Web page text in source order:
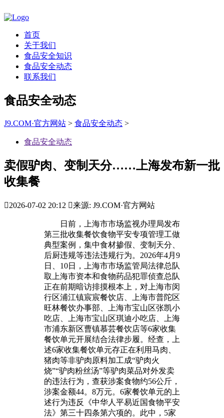
首页
关于我们
食品安全知识
食品安全动态
联系我们
食品安全动态
J9.COM·官方网站 > 食品安全动态 >
食品安全动态
卖假驴肉、变制天分……上海发布新一批
收集餐
2026-07-02 20:12 来源: J9.COM·官方网站
日前，上海市市场监视办理局发布
第三批收集餐饮食物平安专项管理工做
典型案例，集中食材掺假、变制天分、
后厨违规等违法违规行为。2026年4月9
日、10日，上海市市场监管局法律总队
取上海市资本和食物药品犯罪侦查总队
正在前期暗访排摸根本上，对上海市闵
行区浦江镇宸宸餐饮店、上海市普陀区
旺林餐饮办事部、上海市宝山区张凯小
吃店、上海市宝山区琪迪小吃店、上海
市浦东新区曹镇慕芸餐饮店等6家收集
餐饮单元开展结合法律步履。经查，上
述6家收集餐饮单元存正在利用马肉、
猪肉等非驴肉原料加工成“驴肉火
烧”“驴肉粉丝汤”等驴肉菜品对外发卖
的违法行为，查获涉案食物约56公斤，
涉案金额44。8万元。6家餐饮单元的上
述行为违反《中华人平易近国食物平安
法》第三十四条第六项的。此中，5家